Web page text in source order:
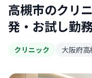
高槻市のクリ
発・お試し勤務
クリニック 大阪府高